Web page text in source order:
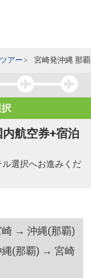
アー 宮崎発沖縄 那
航空券+宿泊
選択へお進みくだ
崎 → 沖縄(那覇)
縄(那覇) → 宮崎